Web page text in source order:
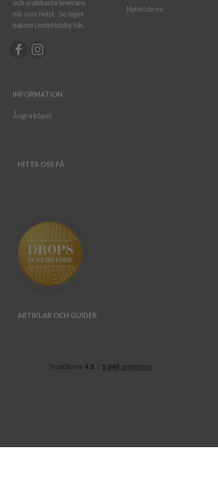
och snabbaste leverans
när som helst. Se laget
bakom LindeHobby här..
INFORMATION
Ångra köpet
Nyhetsbrev
HITTA OSS PÅ
ARTIKLAR OCH GUIDER